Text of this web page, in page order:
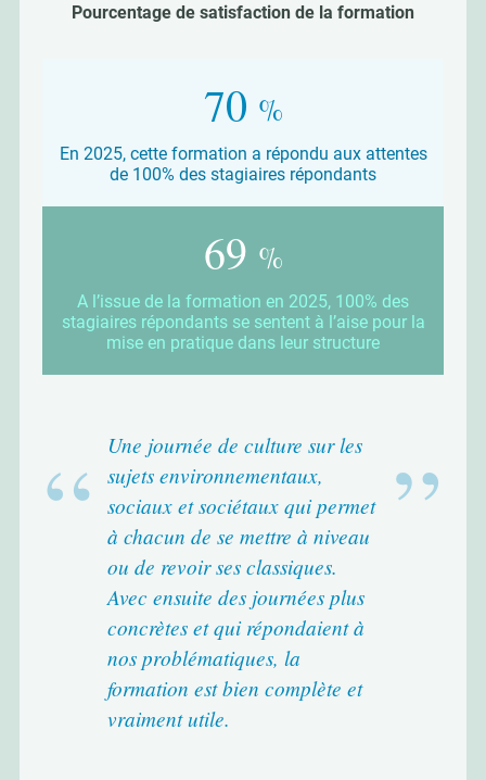
Pourcentage de satisfaction de la formation
97 %
En 2025, cette formation a répondu aux attentes
de 100% des stagiaires répondants
97 %
A l’issue de la formation en 2025, 100% des
stagiaires répondants se sentent à l’aise pour la
mise en pratique dans leur structure
Une journée de culture sur les
sujets environnementaux,
sociaux et sociétaux qui permet
à chacun de se mettre à niveau
ou de revoir ses classiques.
Avec ensuite des journées plus
concrètes et qui répondaient à
nos problématiques, la
formation est bien complète et
vraiment utile.